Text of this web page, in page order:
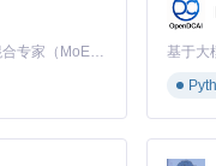
事件转换为XInput协议格式
控制器"并加载预设配置
文件并命名为游戏名称，
Kimi K3 是Kimi能力最强的模型：这是一个拥有 2.8 万亿参数的混合专家（MoE）模型，具备原生视觉理解能力，并支持 100 万 token 的上下文窗口。
基于大